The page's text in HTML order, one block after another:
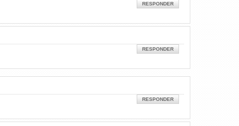
RESPONDER
RESPONDER
RESPONDER